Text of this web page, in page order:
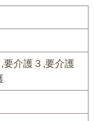
要介護３,要介護